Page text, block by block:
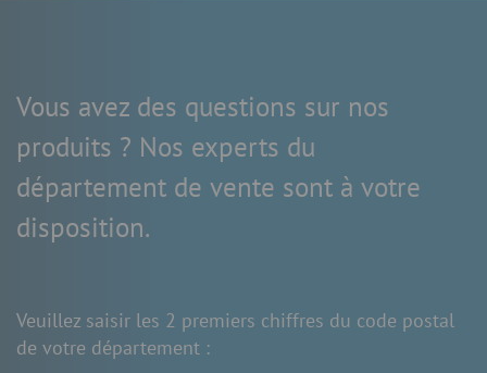
Vous avez des questions sur nos
produits ? Nos experts du
département de vente sont à votre
disposition.
Veuillez saisir les 2 premiers chiffres du code postal
de votre département :